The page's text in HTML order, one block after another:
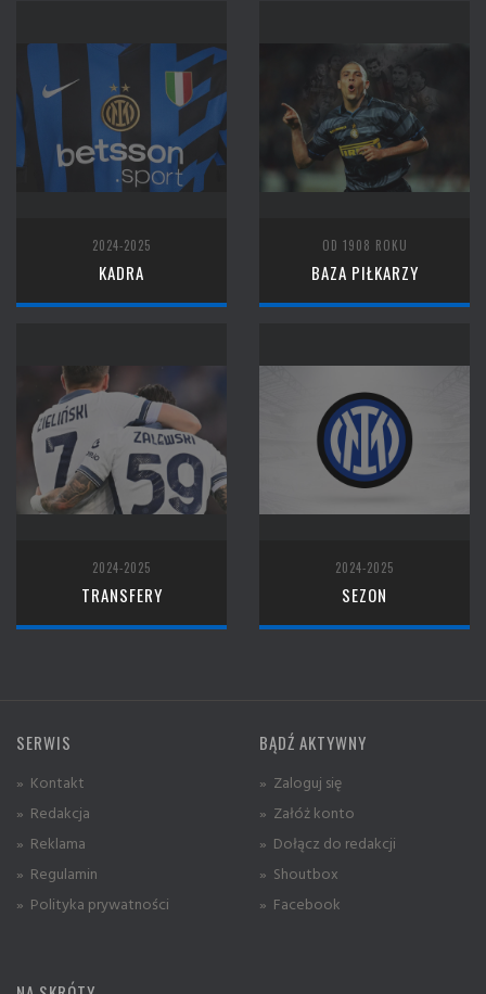
2024-2025
KADRA
OD 1908 ROKU
BAZA PIŁKARZY
2024-2025
TRANSFERY
2024-2025
SEZON
SERWIS
» Kontakt
» Redakcja
» Reklama
» Regulamin
» Polityka prywatności
BĄDŹ AKTYWNY
» Zaloguj się
» Załóż konto
» Dołącz do redakcji
» Shoutbox
» Facebook